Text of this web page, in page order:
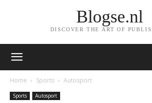
Blogse.nl
DISCOVER THE ART OF
Home Sports Autosport
Sports Autosport